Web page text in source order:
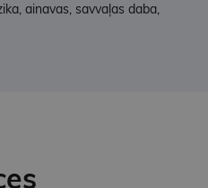
ainavas, savvaļas daba,